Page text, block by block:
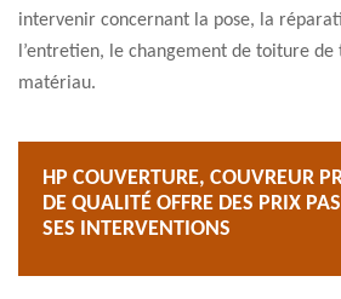
intervenir concernant la pose, la
l’entretien, le changement de toiture
matériau.
HP COUVERTURE, COUVREUR
DE QUALITÉ OFFRE DES PRIX
SES INTERVENTIONS